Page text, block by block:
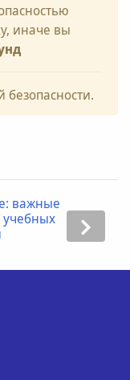
иначе вы
безопасности.
важные
учебных